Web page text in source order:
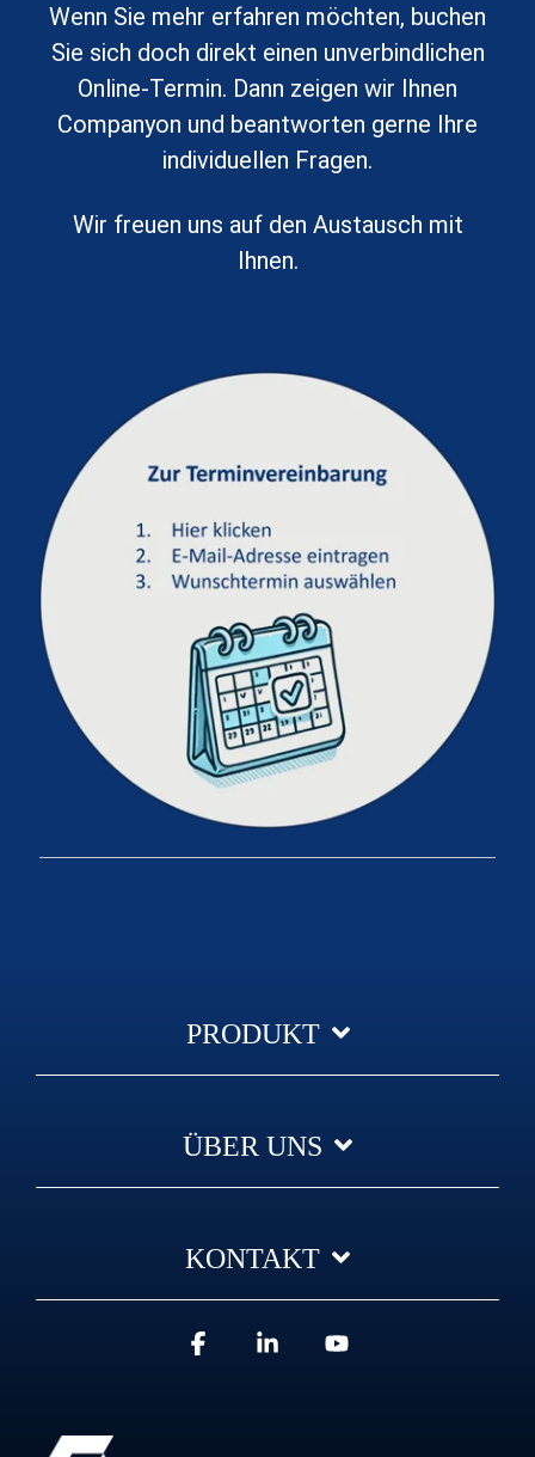
Wenn Sie mehr erfahren möchten, buchen
Sie sich doch direkt einen unverbindlichen
Online-Termin. Dann zeigen wir Ihnen
Companyon und beantworten gerne Ihre
individuellen Fragen.
Wir freuen uns auf den Austausch mit
Ihnen.
PRODUKT
ÜBER UNS
KONTAKT
FacebookLinkedin